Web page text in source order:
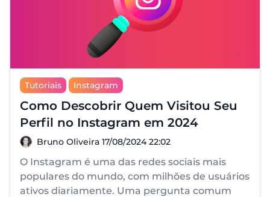
Tutoriais Instagram
Como Descobrir Quem Visitou Seu
Perfil no Instagram em 2024
Bruno Oliveira
Bruno Oliveira 17/08/2024 22:02
O Instagram é uma das redes sociais mais
populares do mundo, com milhões de usuários
ativos diariamente. Uma pergunta comum